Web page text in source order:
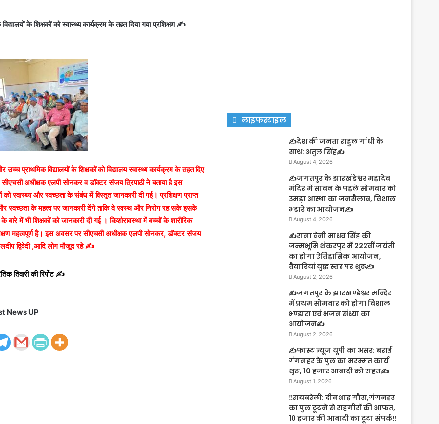
के शिक्षकों को स्वास्थ्य कार्यक्रम के तहत दिया गया प्रशिक्षण ✍️
प्राथमिक विद्यालयों के शिक्षकों को विद्यालय स्वास्थ्य कार्यक्रम के तहत दिए
अधीक्षक एलपी सोनकर व डॉक्टर संजय त्रिपाठी ने बताया है इस
को स्वास्थ्य और स्वच्छता के संबंध में विस्तृत जानकारी दी गई। प्रशिक्षण प्राप्त
स्वच्छता के महत्व पर जानकारी देंगे ताकि वे स्वस्थ और निरोग रह सके इसके
बारे में भी शिक्षकों को जानकारी दी गई । किशोरावस्था में बच्चों के शारीरिक
महत्वपूर्ण है। इस अवसर पर सीएचसी अधीक्षक एलपी सोनकर, डॉक्टर संजय
द्विवेदी ,आदि लोग मौजूद रहे ✍️
तिवारी की रिर्पोट ✍️
News UP
लाइफस्टाइल
✍️देश की जनता राहुल गांधी के
साथ: अतुल सिंह✍️
August 4, 2026
✍️जगतपुर के झारखंडेश्वर महादेव
मंदिर में सावन के पहले सोमवार को
उमड़ा आस्था का जनसैलाब, विशाल
भंडारे का आयोजन✍️
August 4, 2026
✍️राना बेनी माधव सिंह की
जन्मभूमि शंकरपुर में 222वीं जयंती
का होगा ऐतिहासिक आयोजन,
तैयारियां युद्ध स्तर पर शुरू✍️
August 2, 2026
✍️जगतपुर के झारखण्डेश्वर मन्दिर
में प्रथम सोमवार को होगा विशाल
भण्डारा एवं भजन संध्या का
आयोजन✍️
August 2, 2026
✍️फास्ट न्यूज यूपी का असर: बराई
गंगनहर के पुल का मरम्मत कार्य
शुरू, 10 हजार आबादी को राहत✍️
August 1, 2026
‼️रायबरेली: दीनशाह गौरा,गंगनहर
का पुल टूटने से राहगीरों की आफत,
10 हजार की आबादी का टूटा संपर्क‼️